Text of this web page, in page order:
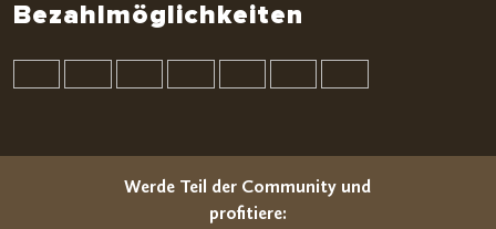
Bezahlmöglichkeiten
Werde Teil der Community und
profitiere: